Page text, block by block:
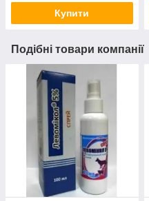
Купити
Подібні товари компанії